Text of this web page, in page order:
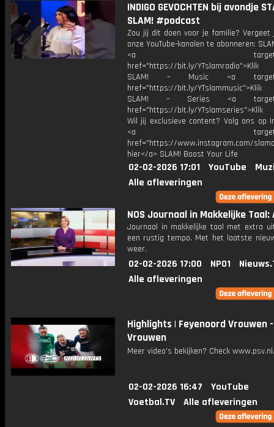
INDIGO GEVOCHTEN bij avondje
SLAM! #podcast
Zou jij dit doen voor je familie? Vergeet
onze YouTube-kanalen te abonneren:
<a
href="https://bit.ly/
SLAM! – Music <a
href="https://bit.ly/
SLAM! – Series <a
href="https://bit.ly/
Wil jij exclusieve content? Volg ons op
<a
href="https://www.instagram.com/
hier</a> SLAM! Boost Your Life
02-02-2026 17:01 YouTube
Alle afleveringen
NOS Journaal in Makkelijke
Journaal in makkelijke taal met extra
een rustig tempo. Met het laatste
weer.
02-02-2026 17:00 NPO1
Alle afleveringen
Highlights | Feyenoord Vrouwen -
Vrouwen
Meer video's bekijken? Check
02-02-2026 16:47
YouTube
Voetbal.TV
Alle afleveringen